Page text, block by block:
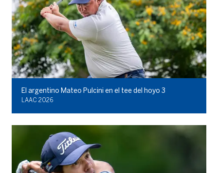
El argentino Mateo Pulcini en el tee del hoyo 3
LAAC 2026